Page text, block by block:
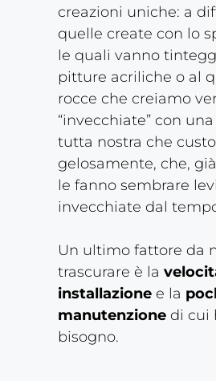
creazioni uniche: a
quelle create con lo
le quali vanno
pitture acriliche o al
rocce che creiamo
“invecchiate” con
tutta nostra che
gelosamente, che,
le fanno sembrare
invecchiate dal
Un ultimo fattore da
trascurare è la
installazione e la
manutenzione di cui
bisogno.